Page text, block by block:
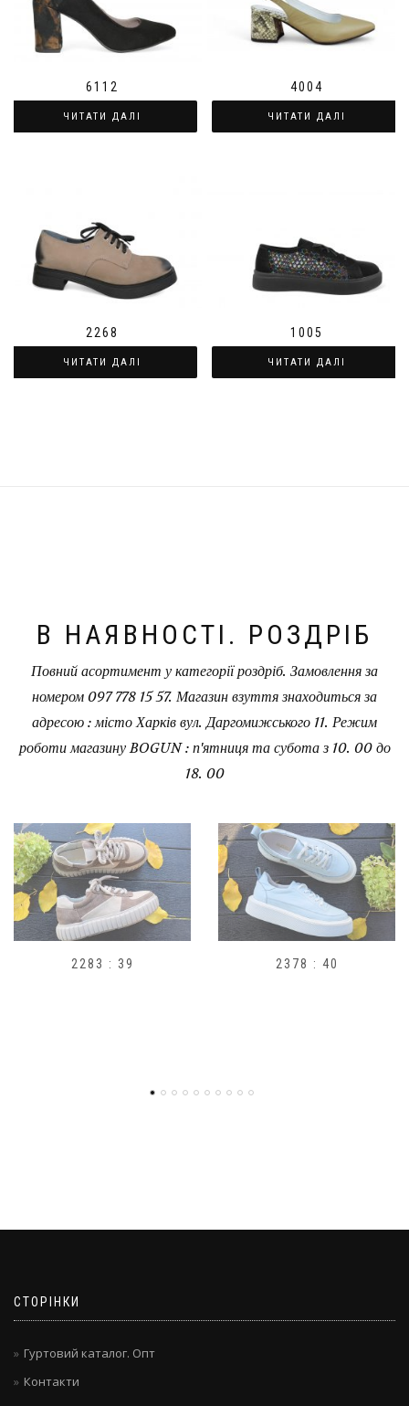
6112
ЧИТАТИ ДАЛІ
4004
ЧИТАТИ ДАЛІ
2268
ЧИТАТИ ДАЛІ
1005
ЧИТАТИ ДАЛІ
В НАЯВНОСТІ. РОЗДРІБ
Повний асортимент у категорії роздріб. Замовлення за
номером 097 778 15 57. Магазин взуття знаходиться за
адресою : місто Харків вул. Даргомижського 11. Режим
роботи магазину BOGUN : п'ятниця та субота з 10. 00 до
18. 00
СТОРІНКИ
Гуртовий каталог. Опт
Контакти